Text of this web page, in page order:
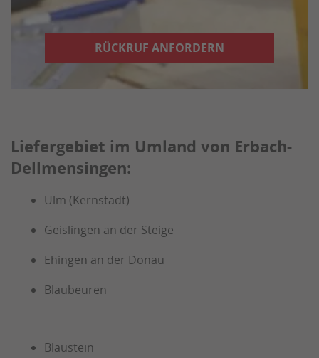
RÜCKRUF ANFORDERN
Liefergebiet im Umland von Erbach-
Dellmensingen:
Ulm (Kernstadt)
Geislingen an der Steige
Ehingen an der Donau
Blaubeuren
Blaustein